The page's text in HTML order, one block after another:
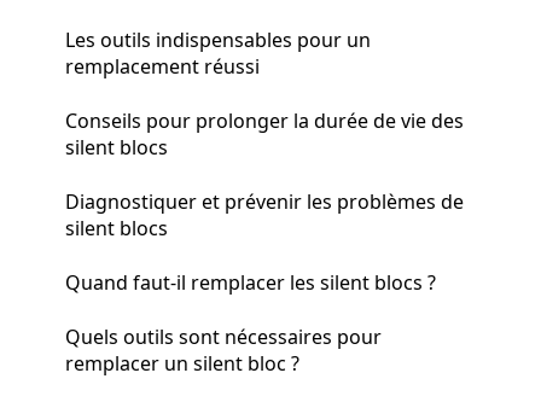
Les outils indispensables pour un
remplacement réussi
Conseils pour prolonger la durée de vie des
silent blocs
Diagnostiquer et prévenir les problèmes de
silent blocs
Quand faut-il remplacer les silent blocs ?
Quels outils sont nécessaires pour
remplacer un silent bloc ?